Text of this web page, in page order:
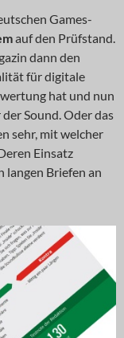
Games-
auf den Prüfstand.
dann den
für digitale
hat und nun
Sound. Oder das
sehr, mit welcher
Einsatz
langen Briefen an